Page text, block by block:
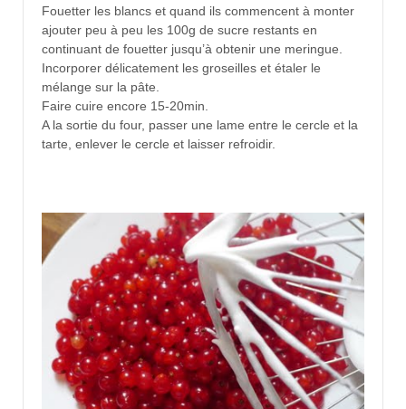
Fouetter les blancs et quand ils commencent à monter
ajouter peu à peu les 100g de sucre restants en
continuant de fouetter jusqu’à obtenir une meringue.
Incorporer délicatement les groseilles et étaler le
mélange sur la pâte.
Faire cuire encore 15-20min.
A la sortie du four, passer une lame entre le cercle et la
tarte, enlever le cercle et laisser refroidir.